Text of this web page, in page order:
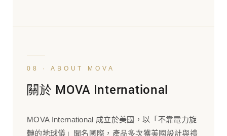
08 · ABOUT MOVA
關於 MOVA International
MOVA International 成立於美國，以「不靠電力旋
轉的地球儀」聞名國際，產品多次獲美國設計與禮